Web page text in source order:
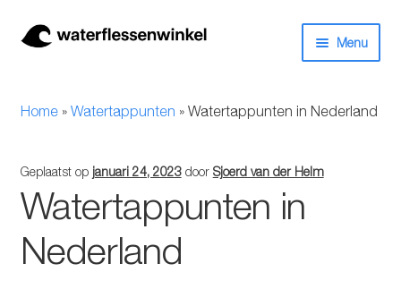
Ga
Ga
Menu
Thermosfles
Home» Watertappunten » Watertappunten in Nederland
Geplaatst op januari 24, 2023 door Sjoerd van der Helm
Watertappunten in
Nederland